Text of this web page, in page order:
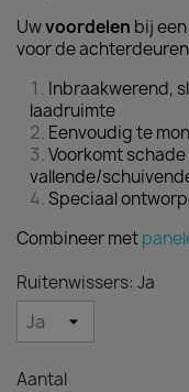
Uwvoordelen bij
voor de
Inbraakwerend,
laadruimte
Eenvoudig te
Voorkomt
vallende/
Speciaal
Combineer met
Ruitenwissers: Ja
Aantal